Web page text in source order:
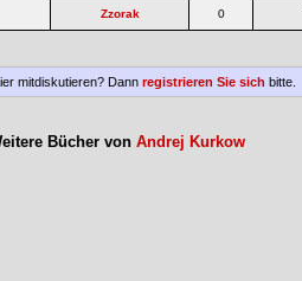
Zzorak 0
mitdiskutieren? Dann registrieren Sie sich bitte.
Bücher von Andrej Kurkow